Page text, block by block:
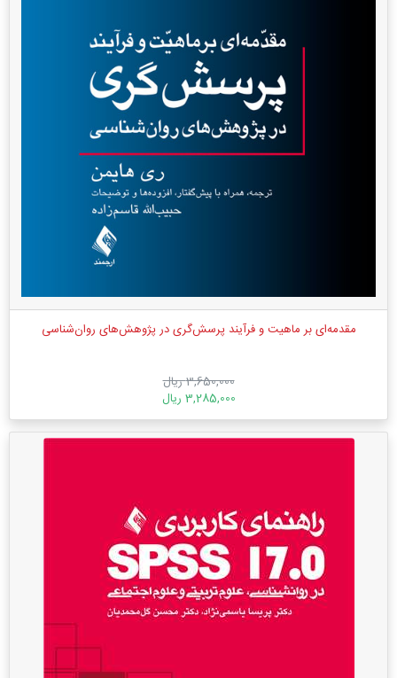
مقدمه‌ای بر ماهیت و فرآیند پرسش‌گری در پژوهش‌های روان‌شناسی
3,650,000 ریال
3,285,000 ریال